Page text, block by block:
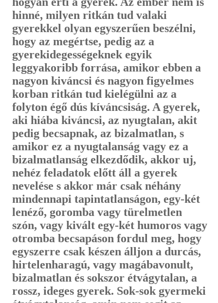
hinné, milyen ritkán tud valaki
gyerekkel olyan egyszerűen beszélni,
hogy az megértse, pedig az a
gyerekidegességeknek egyik
leggyakoribb forrása, amikor ebben a
nagyon kiváncsi és nagyon figyelmes
korban ritkán tud kielégülni az a
folyton égő dús kíváncsiság. A gyerek,
aki hiába kiváncsi, az nyugtalan, akit
pedig becsapnak, az bizalmatlan, s
amikor ez a nyugtalanság vagy ez a
bizalmatlanság elkezdődik, akkor uj,
nehéz feladatok előtt áll a gyerek
nevelése s akkor már csak néhány
mindennapi tapintatlanságon, egy-két
lenéző, goromba vagy türelmetlen
szón, vagy kivált egy-két humoros vagy
otromba becsapáson fordul meg, hogy
egyszerre csak készen álljon a dur­cás,
hirtelenharagú, vagy magábavonult,
bizalmatlan és sokszor étvágy­talan, a
rossz, ideges gyerek. Sok-sok gyermeki